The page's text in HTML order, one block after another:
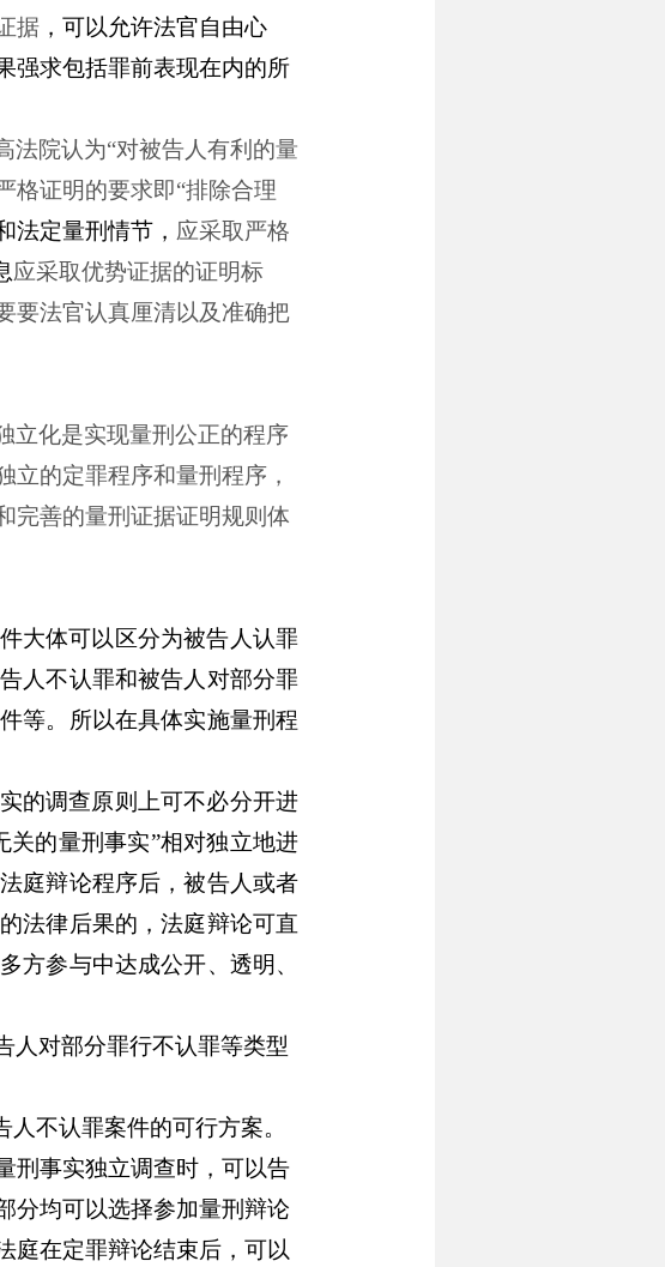
据 ，可以允许法官自由心
强求包括罪前表现在内的所
法院认为“对被告人有利的量
格证明的要求即“排除合理
法定量刑情节， 应采取严格
应采取优势证据的证明标
要法官认真厘清以及准确把
立化是实现量刑公正的程序
的定罪程序和量刑程序，
完善的量刑证据证明规则体
大体可以区分为被告人认罪
人不认罪和被告人对部分罪
等。所以在具体实施量刑程
的调查原则上可不必分开进
的量刑事实”相对独立地进
庭辩论程序后，被告人或者
法律后果的，法庭辩论可直
方参与中达成公开、透明、
人对部分罪行不认罪等类型
不认罪案件的可行方案。
刑事实独立调查时，可以告
分均可以选择参加量刑辩论
庭在定罪辩论结束后，可以